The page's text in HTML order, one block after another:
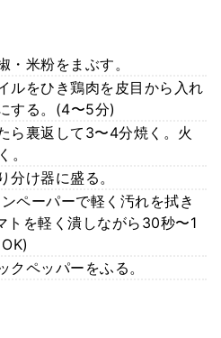
米粉をまぶす。
ルをひき鶏肉を皮目から入れ
する。(4〜5分)
ら裏返して3〜4分焼く。火
。
け器に盛る。
ペーパーで軽く汚れを拭き
トを軽く潰しながら30秒〜1
ペッパーをふる。